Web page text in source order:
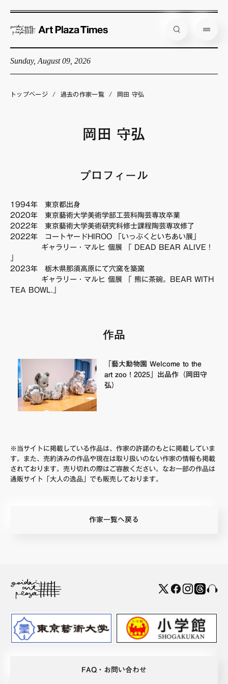
Sunday, August 09, 2026
企画展情報
店舗からのお知らせ
FAQ・お問い合わせ
トップページ / 過去の作家一覧 / 岡田 守弘
岡田 守弘
プロフィール
1994年 東京都出身
2020年 東京藝術大学美術学部工芸科陶芸専攻卒業
2022年 東京藝術大学美術研究科修士課程陶芸専攻修了
2022年 コートヤードHIROO 「いっぷくといちあい展」
ギャラリー・マルヒ 個展 「 DEAD BEAR ALIVE !
2023年 栃木県那須高原にて穴窯を築窯
ギャラリー・マルヒ 個展 「 熊に茶碗。BEAR WITH
TEA BOWL.」
作品
「藝大動物園 Welcome to the
art zoo！2025」出品作（岡田守
弘）
※当サイトに掲載している作品は、作家の許諾のもとに掲載していま
す。また、売約済みの作品や現在は取り扱いのない作家の情報も掲載
されております。売り切れの際はご容赦ください。なお一部の作品は
通販サイト「大人の逸品」でも販売しております。
作家一覧へ戻る
FAQ・お問い合わせ